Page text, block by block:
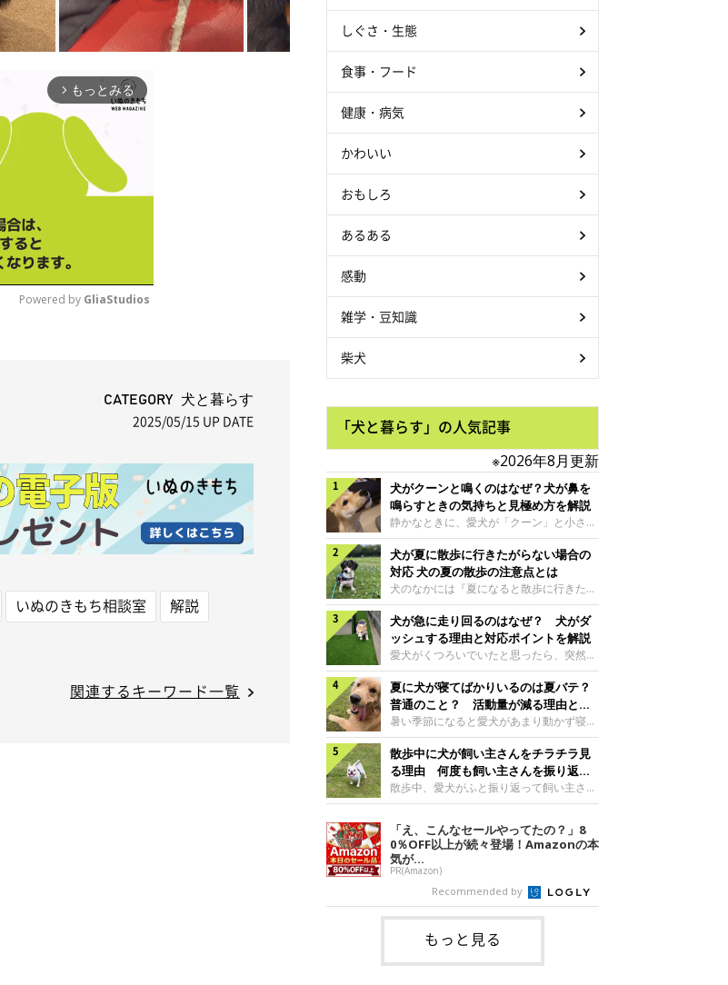
arrow_forward_ios もっとみる
Powered by GliaStudios
CATEGORY 犬と暮らす
2025/05/15 UP DATE
いぬのきもち相談室
解説
関連するキーワード一覧
しぐさ・生態
食事・フード
健康・病気
かわいい
おもしろ
あるある
感動
雑学・豆知識
柴犬
「犬と暮らす」の人気記事
※2026年8月更新
犬がクーンと鳴くのはなぜ？犬が鼻を
鳴らすときの気持ちと見極め方を解説
静かなときに、愛犬が「クーン」と小さく
鳴いたり、鼻を鳴らすような音を出したり
することはありませんか？ 大きく吠える
わけではない分、「不安なの？それとも何
かお願いしているの？」と気になる飼い主
さんもいるかもしれません。今回は、犬が
クーンと鳴く理由や鼻鳴らしの背景、見極
め方と対応のポイントなどについて、いぬ
のきもち獣医師相談室の原 駿太朗先生に
伺いました。クーンと鳴くのはどんな気持
ち？いぬのきもち投稿写真ギャラリー犬が
クーンと小さく鳴くときは、何らかの感情
を伝えようとしている場合があると考えら
れています。大
犬が夏に散歩に行きたがらない場合の
対応 犬の夏の散歩の注意点とは
犬のなかには『夏になると散歩に行きたが
らない、歩かなくなる』『暑い季節は散歩
の気配を察すると涼しい部屋から出ようと
しない』など散歩に行きたがらないコもい
るようです。愛犬の運動をさせてあげたい
のに、散歩に行きたがらない。このような
場合はどう対応すればよいのでしょうか？
「愛犬が夏に散歩に行きたがらない場合の
対応」について、いぬのきもち獣医師相談
室の白山さとこ先生に聞きました。Q.夏に
犬の散歩に行くときの注意点は？ いぬの
きもち投稿写真ギャラリーーー夏に愛犬と
散歩に行くときは、どのようなことに注意
をするとよい
犬が急に走り回るのはなぜ？ 犬がダ
ッシュする理由と対応ポイントを解説
愛犬がくつろいでいたと思ったら、突然部
屋の中を走り回り始める――そんな様子に
驚いたことはありませんか？ 急な動きに
「何が起きているの？」と戸惑う飼い主さ
んも多いでしょう。落ち着いていたはずな
のに、急にスイッチが入ったように見える
と不安になることもあります。今回は、犬
が急に走り回る理由や見極め方などについ
て、いぬのきもち獣医師相談室の岡本りさ
先生に伺いました。犬が急に走り回るのは
ラリー犬が突然走り回る行動は、必ずしも
珍しいものではないと考えられています。
体にたまったエ
夏に犬が寝てばかりいるのは夏バテ？
普通のこと？ 活動量が減る理由と対
策とは
暑い季節になると愛犬があまり動かず寝て
ばかりだと感じる飼い主さんはいません
か？その様子に、愛犬が夏バテで疲れてい
るのか、元気がないのかなど不安に感じる
方もいるのではないかと思います。 で
は、犬が寝てばかりいるときに対処が必要
「犬の活動量が夏に減る理由と対策」につ
いて、いぬのきもち獣医師相談室の山口み
き先生に話を聞きました。Q. 夏に犬の活
動量が減る理由は？ いぬのきもち投稿写
真ギャラリーーー夏に愛犬の活動量が減る
と感じる飼い主さんもいるようです。理由
としてどのようなこ
散歩中に犬が飼い主さんをチラチラ見
る理由 何度も飼い主さんを振り返る
のはなぜ？
散歩中、愛犬がふと振り返って飼い主さん
の様子を確認する…そんな場面に心当たり
はありませんか？ 何度もチラチラ見られ
ると、「何か気になることがあるの？」
「ちゃんと歩けているかな」と不安になる
ことがあるかもしれません。愛犬が歩きな
がら飼い主さんを振り返るしぐさには、ど
んな気持ちが隠れているのでしょうか。今
回は、犬が散歩中に飼い主さんを確認する
理由や注意すべきサインの見極めかた、対
応のポイントなどについて、いぬのきもち
獣医師相談室の原 駿太朗先生に伺いまし
「え、こんなセールやってたの？」8
0％OFF以上が続々登場！Amazonの本
気が...
PR(Amazon)
Recommended by
もっと見る